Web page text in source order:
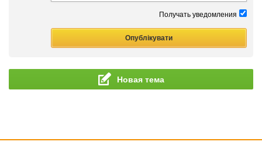
Получать уведомления
Новая тема